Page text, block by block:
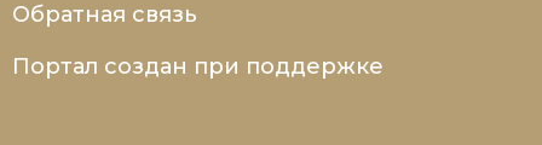
Обратная связь
Портал создан при поддержке